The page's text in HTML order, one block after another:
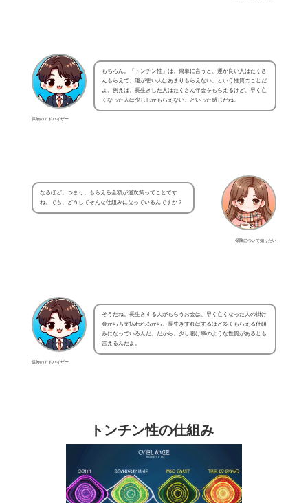
保険のアドバイザー
もちろん。「トンチン性」は、簡単に言うと、運が良い人はたくさ
んもらえて、運が悪い人はあまりもらえない、という性質のことだ
よ。例えば、長生きした人はたくさん年金をもらえるけど、早く亡
くなった人は少ししかもらえない、といった感じだね。
保険について知りたい
なるほど。つまり、もらえる金額が運次第ってことです
ね。でも、どうしてそんな仕組みになっているんですか？
保険のアドバイザー
そうだね。長生きする人がもらうお金は、早く亡くなった人の掛け
金からも支払われるから、長生きすればするほど多くもらえる仕組
みになっているんだ。だから、少し賭け事のような性質があるとも
言えるんだよ。
トンチン性の仕組み